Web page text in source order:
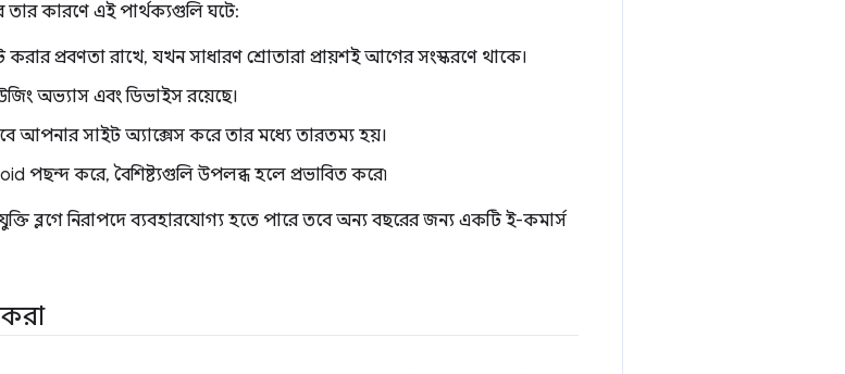
কারণে এই পার্থক্যগুলি ঘটে:
করার প্রবণতা রাখে, যখন সাধারণ শ্রোতারা প্রায়শই আগের সংস্করণে থাকে।
অভ্যাস এবং ডিভাইস রয়েছে।
আপনার সাইট অ্যাক্সেস করে তার মধ্যে তারতম্য হয়।
করে, বৈশিষ্ট্যগুলি উপলব্ধ হলে প্রভাবিত করে৷
ব্লগে নিরাপদে ব্যবহারযোগ্য হতে পারে তবে অন্য বছরের জন্য একটি ই-কমার্স